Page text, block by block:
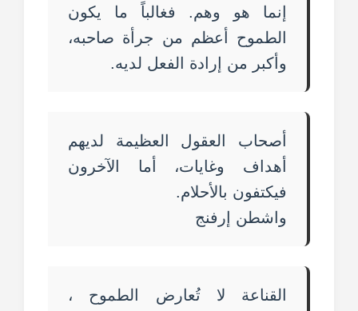
إنما هو وهم. فغالباً ما يكون
الطموح أعظم من جرأة صاحبه،
وأكبر من إرادة الفعل لديه.
أصحاب العقول العظيمة لديهم
أهداف وغايات، أما الآخرون
فيكتفون بالأحلام.
واشطن إرفنج
القناعة لا تُعارض الطموح ،